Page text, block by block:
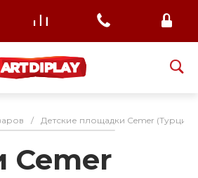
/ Детские площадки Cemer (Турция)
Cemer